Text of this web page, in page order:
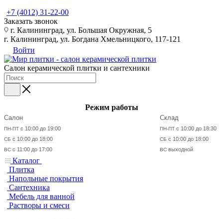
+7 (4012) 31-22-00
Заказать звонок
г. Калининград, ул. Большая Окружная, 5
г. Калининград, ул. Богдана Хмельницкого, 117-121
Войти
Салон керамической плитки и сантехники
Режим работы
Салон
ПН-ПТ с 10:00 до 19:00
СБ с 10:00 до 18:00
ВС с 11:00 до 17:00
Склад
ПН-ПТ с 10:00 до 18:30
СБ с 10:00 до 18:00
ВС выходной
Каталог
Плитка
Напольные покрытия
Сантехника
Мебель для ванной
Растворы и смеси